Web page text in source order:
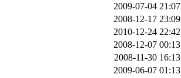
2009-07-04 21:07
2008-12-17 23:09
2010-12-24 22:42
2008-12-07 00:13
2008-11-30 16:13
2009-06-07 01:13